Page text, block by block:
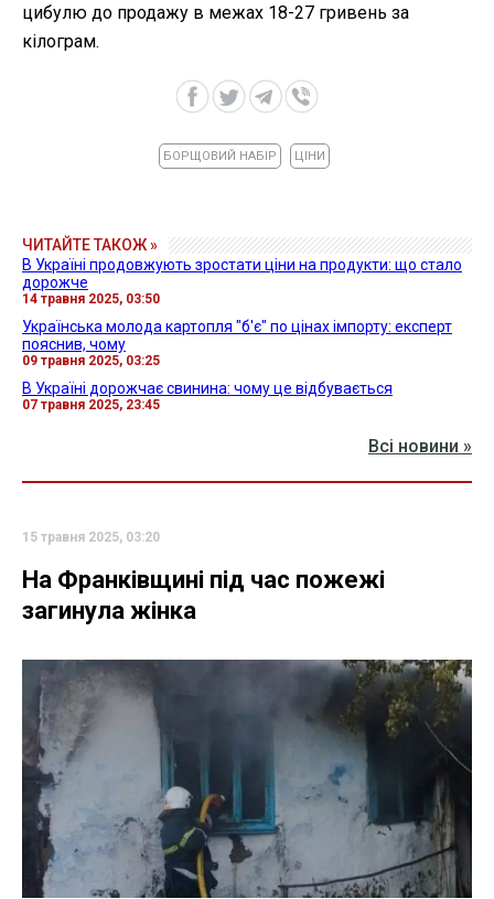
цибулю до продажу в межах 18-27 гривень за
кілограм.
БОРЩОВИЙ НАБІР ЦІНИ
ЧИТАЙТЕ ТАКОЖ »
В Україні продовжують зростати ціни на продукти: що стало
дорожче
14 травня 2025, 03:50
Українська молода картопля "б'є" по цінах імпорту: експерт
пояснив, чому
09 травня 2025, 03:25
В Україні дорожчає свинина: чому це відбувається
07 травня 2025, 23:45
Всі новини »
15 травня 2025, 03:20
На Франківщині під час пожежі
загинула жінка